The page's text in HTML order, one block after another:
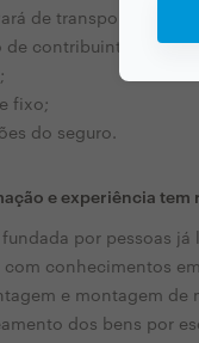
de transporte;
de contribuinte;
fixo;
do seguro.
e experiência tem
fundada por pessoas
com conhecimentos
e montagem de
dos bens por